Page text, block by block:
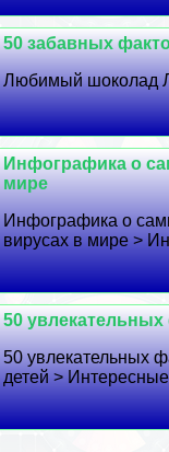
50 забавных
Любимый шоколад
Инфографика о
мире
Инфографика о
вирусах в мире >
50
50 увлекательных
детей >